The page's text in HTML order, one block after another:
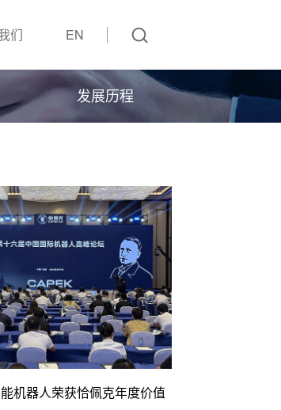
EN
们
发展历程
机器人荣获恰佩克年度价值